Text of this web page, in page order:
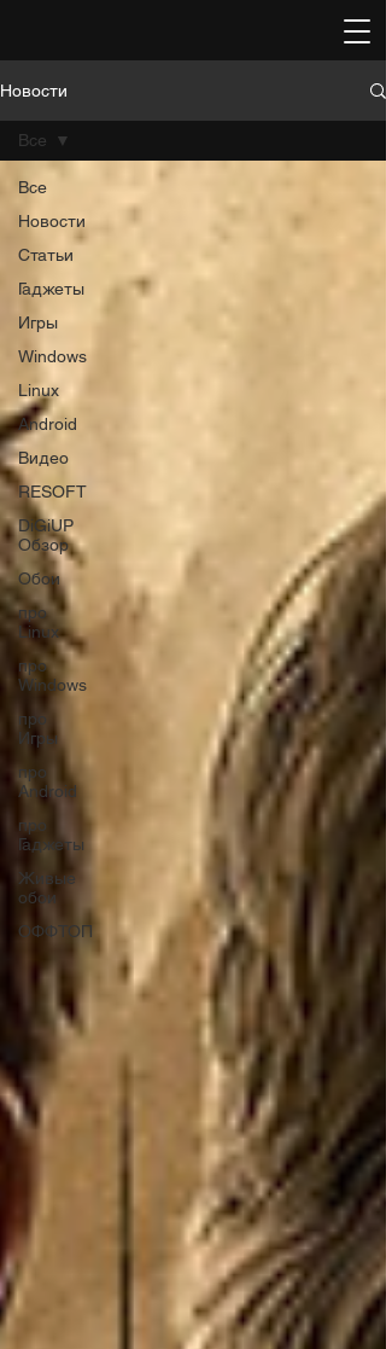
Новости
Все
Новости
Статьи
Гаджеты
Игры
Windows
Linux
Android
Видео
RESOFT
DiGiUP
Обзор
Обои
про
Linux
про
Windows
про
Игры
про
Android
про
Гаджеты
Живые
обои
ОФФТОП
Все